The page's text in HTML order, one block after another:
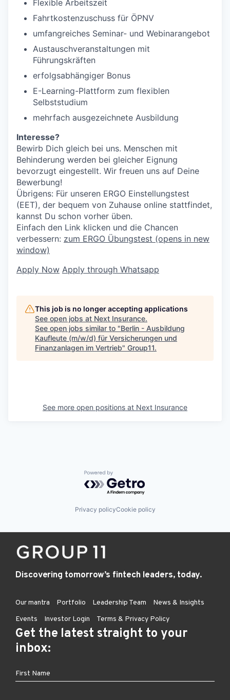
Flexible Arbeitszeit
Fahrtkostenzuschuss für ÖPNV
umfangreiches Seminar- und Webinarangebot
Austauschveranstaltungen mit
Führungskräften
erfolgsabhängiger Bonus
E-Learning-Plattform zum flexiblen
Selbststudium
mehrfach ausgezeichnete Ausbildung
Interesse?
Bewirb Dich gleich bei uns. Menschen mit
Behinderung werden bei gleicher Eignung
bevorzugt eingestellt. Wir freuen uns auf Deine
Bewerbung!
Übrigens: Für unseren ERGO Einstellungstest
(EET), der bequem von Zuhause online stattfindet,
kannst Du schon vorher üben.
Einfach den Link klicken und die Chancen
verbessern: zum ERGO Übungstest (opens in new
window)
Apply Now Apply through Whatsapp
This job is no longer accepting applications
See open jobs at Next Insurance.
See open jobs similar to "Berlin - Ausbildung
Kaufleute (m/w/d) für Versicherungen und
Finanzanlagen im Vertrieb" Group11.
See more open positions at Next Insurance
Powered by Getro.com
Privacy policyCookie policy
Discovering tomorrow’s fintech leaders, today.
Our mantra Portfolio Leadership Team
News & Insights
Events
Investor Login Terms & Privacy Policy
Get the latest straight to your
inbox: